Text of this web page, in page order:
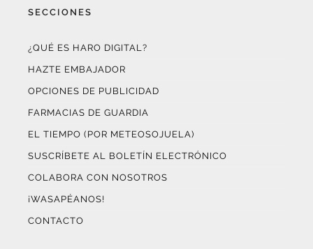
SECCIONES
¿QUÉ ES HARO DIGITAL?
HAZTE EMBAJADOR
OPCIONES DE PUBLICIDAD
FARMACIAS DE GUARDIA
EL TIEMPO (POR METEOSOJUELA)
SUSCRÍBETE AL BOLETÍN ELECTRÓNICO
COLABORA CON NOSOTROS
¡WASAPÉANOS!
CONTACTO